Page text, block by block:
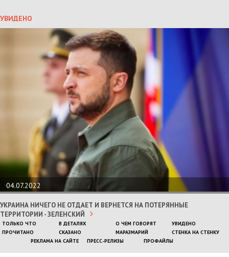
УВИДЕНО
04.07.2022
УКРАИНА НИЧЕГО НЕ ОТДАЕТ И ВЕРНЕТСЯ НА ПОТЕРЯННЫЕ
ТЕРРИТОРИИ - ЗЕЛЕНСКИЙ
ТОЛЬКО ЧТО В ДЕТАЛЯХ О ЧЕМ ГОВОРЯТ
УВИДЕНО
ПРОЧИТАНО
СКАЗАНО МАРАЗМАРИЙ
СТЕНКА НА СТЕНКУ
РЕКЛАМА НА САЙТЕ
ПРЕСС-РЕЛИЗЫ ПРОФАЙЛЫ